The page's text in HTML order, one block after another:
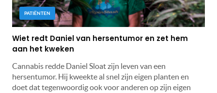
PATIËNTEN
Wiet redt Daniel van hersentumor en zet hem
aan het kweken
Cannabis redde Daniel Sloat zijn leven van een
hersentumor. Hij kweekte al snel zijn eigen planten en
doet dat tegenwoordig ook voor anderen op zijn eigen